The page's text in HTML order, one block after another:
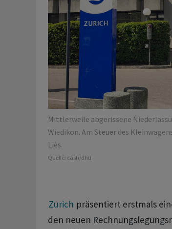
Mittlerweile abgerissene
Wiedikon. Am Steuer des
Liès.
Quelle: cash/dhü
Zurich präsentiert erstmals
den neuen